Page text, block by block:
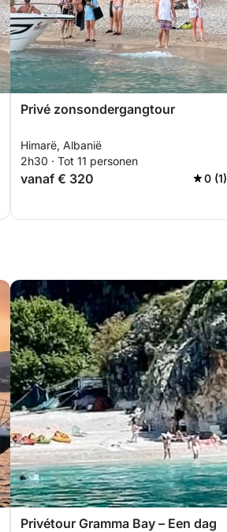
Privé zonsondergangtour
Himarë, Albanië
2h30 · Tot 11 personen
vanaf € 320 0 (1)
Privétour Gramma Bay – Een dag